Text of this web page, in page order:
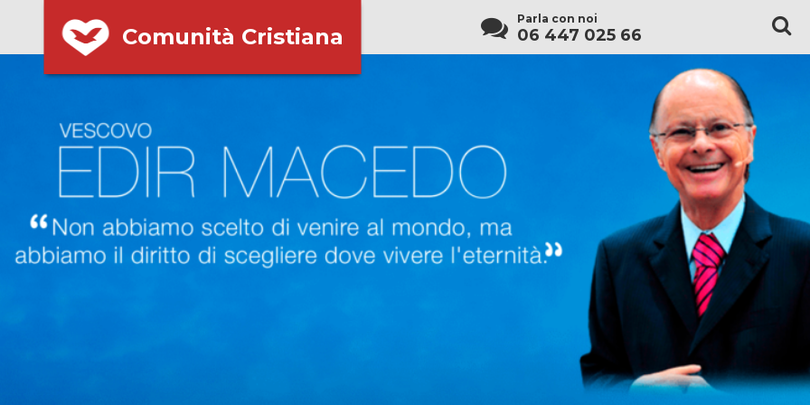
Comunità Cristiana
Parla con noi
06 447 025 66